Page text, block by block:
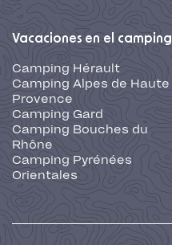
Vacaciones en el camping
Camping Hérault
Camping Alpes de Haute
Provence
Camping Gard
Camping Bouches du
Rhône
Camping Pyrénées
Orientales